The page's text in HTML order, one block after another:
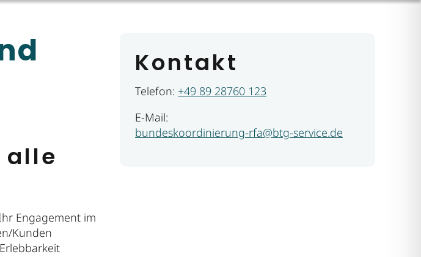
Engagement im
Kunden
Kontakt
Telefon: +49 89 28760 123
E-Mail:
bundeskoordinierung-rfa@btg-service.de